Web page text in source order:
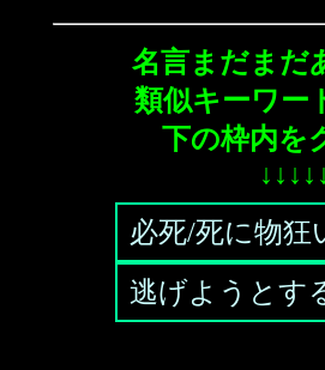
名言まだまだ
類似キーワー
下の枠内を
必死/死に物狂
逃げようとす